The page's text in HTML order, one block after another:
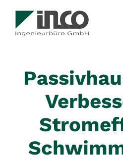
Inhalt
springen